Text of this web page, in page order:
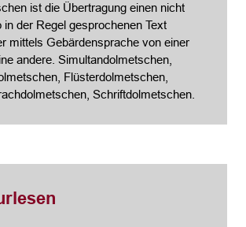
ist die Übertragung einen nicht
in der Regel gesprochenen Text
mittels Gebärdensprache von einer
andere. Simultandolmetschen,
Flüsterdolmetschen,
Schriftdolmetschen.